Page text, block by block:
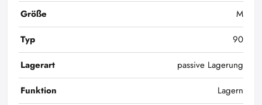
Größe
M
Typ
90
Lagerart
passive Lagerung
Funktion
Lagern